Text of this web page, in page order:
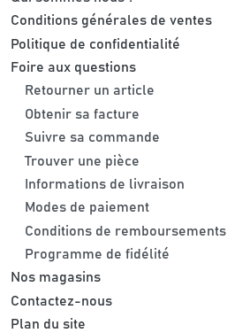
Conditions générales de ventes
Politique de confidentialité
Foire aux questions
Retourner un article
Obtenir sa facture
Suivre sa commande
Trouver une pièce
Informations de livraison
Modes de paiement
Conditions de remboursements
Programme de fidélité
Nos magasins
Contactez-nous
Plan du site